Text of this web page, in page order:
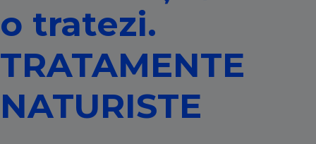
o tratezi.
TRATAMENTE
NATURISTE